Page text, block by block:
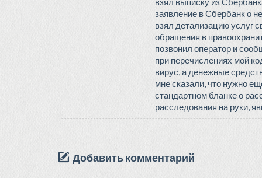
заявление в Сбербанк о
взял детализацию услуг
обращения в
позвонил оператор и
при перечислениях мой
вирус, а денежные
мне сказали, что нужно
стандартном бланке о
расследования на руки,
Добавить комментарий